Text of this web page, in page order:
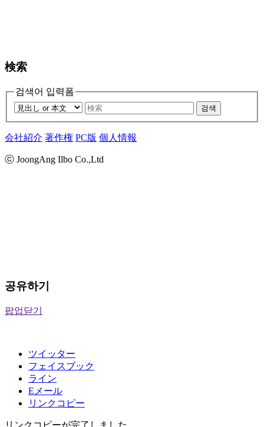
検索
검색어 입력폼
검색
会社紹介 著作権 PC版 個人情報
ⓒ JoongAng Ilbo Co.,Ltd
공유하기
팝업닫기
ツイッター
フェイスブック
ライン
Eメール
リンクコピー
リンクコピーが完了しました。